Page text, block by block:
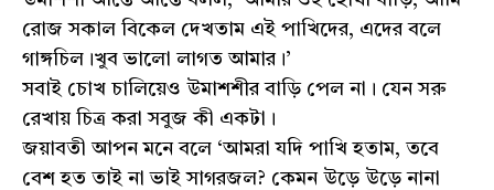
রোজ সকাল বিকেল দেখতাম এই পাখিদের, এদের বলে
গাঙ্গচিল।খুব ভালো লাগত আমার।’
সবাই চোখ চালিয়েও উমাশশীর বাড়ি পেল না। যেন সরু
রেখায় চিত্র করা সবুজ কী একটা।
জয়াবতী আপন মনে বলে ‘আমরা যদি পাখি হতাম, তবে
বেশ হত তাই না ভাই সাগরজল? কেমন উড়ে উড়ে নানা